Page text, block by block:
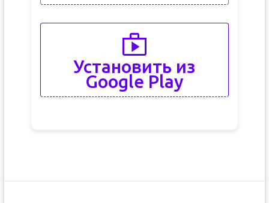
Установить из
Google Play